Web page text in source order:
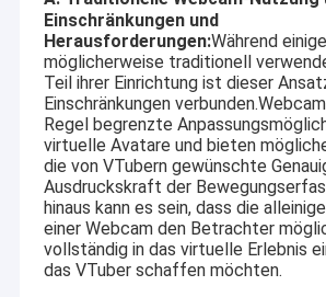
2MP Camera Module
5MP Camera Module
8MP Camera Module
13MP Camera Module
Kamera-Modul-Objektiv
Himbeeren-PU-Kamera-Modul
Einschränkungen und
Herausforderungen:Während
möglicherweise traditionell
Teil ihrer Einrichtung ist dieser
Einschränkungen
Regel begrenzte
virtuelle Avatare und bieten
die von VTubern gewünschte
Ausdruckskraft der
hinaus kann es sein, dass die
einer Webcam den Betrachter
vollständig in das virtuelle Erlebnis
das VTuber schaffen möchten.